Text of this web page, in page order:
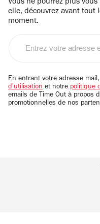
Vous ne pourrez plus
elle, découvrez avant tout
moment.
email
En entrant votre adresse
d'utilisation et notre politique
emails de Time Out à propos
promotionnelles de nos